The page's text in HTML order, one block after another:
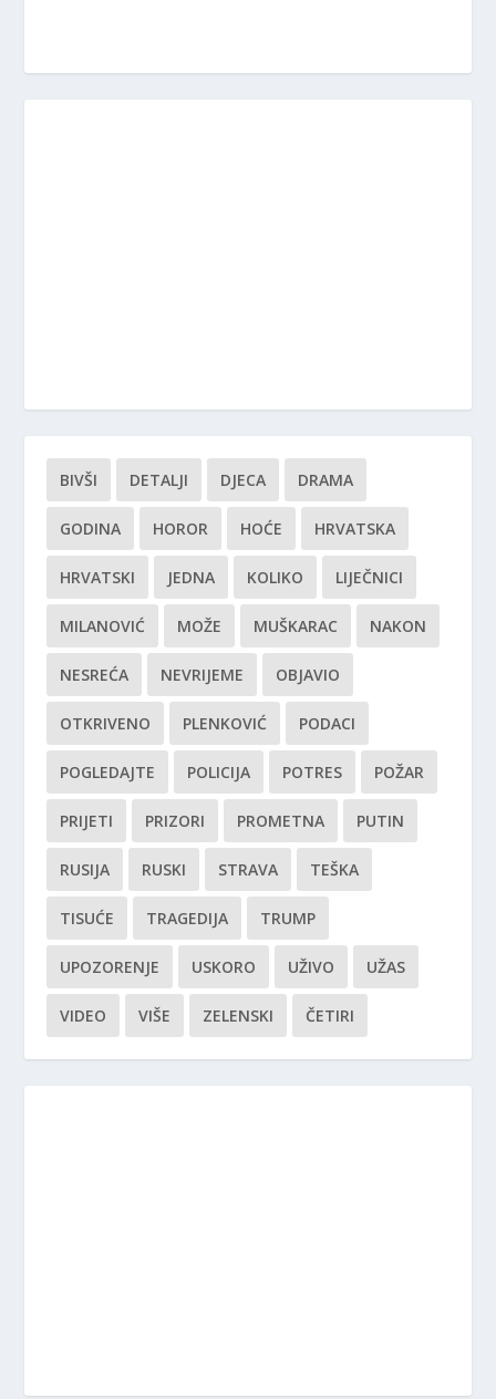
BIVŠI DETALJI DJECA DRAMA
GODINA HOROR HOĆE HRVATSKA
HRVATSKI JEDNA KOLIKO LIJEČNICI
MILANOVIĆ MOŽE MUŠKARAC NAKON
NESREĆA NEVRIJEME OBJAVIO
OTKRIVENO PLENKOVIĆ PODACI
POGLEDAJTE POLICIJA POTRES POŽAR
PRIJETI PRIZORI PROMETNA PUTIN
RUSIJA RUSKI STRAVA TEŠKA
TISUĆE TRAGEDIJA TRUMP
UPOZORENJE USKORO UŽIVO UŽAS
VIDEO VIŠE ZELENSKI ČETIRI